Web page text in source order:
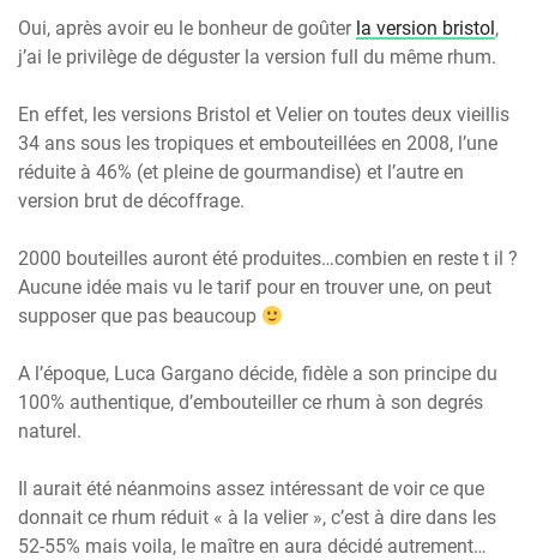
Oui, après avoir eu le bonheur de goûter la version bristol,
j’ai le privilège de déguster la version full du même rhum.
En effet, les versions Bristol et Velier on toutes deux vieillis
34 ans sous les tropiques et embouteillées en 2008, l’une
réduite à 46% (et pleine de gourmandise) et l’autre en
version brut de décoffrage.
2000 bouteilles auront été produites…combien en reste t il ?
Aucune idée mais vu le tarif pour en trouver une, on peut
supposer que pas beaucoup
A l’époque, Luca Gargano décide, fidèle a son principe du
100% authentique, d’embouteiller ce rhum à son degrés
naturel.
Il aurait été néanmoins assez intéressant de voir ce que
donnait ce rhum réduit « à la velier », c’est à dire dans les
52-55% mais voila, le maître en aura décidé autrement…